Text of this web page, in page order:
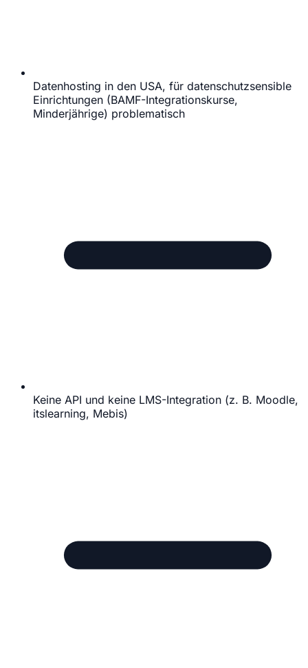
Datenhosting in den USA, für datenschutzsensible
Einrichtungen (BAMF-Integrationskurse,
Minderjährige) problematisch
Keine API und keine LMS-Integration (z. B. Moodle,
itslearning, Mebis)